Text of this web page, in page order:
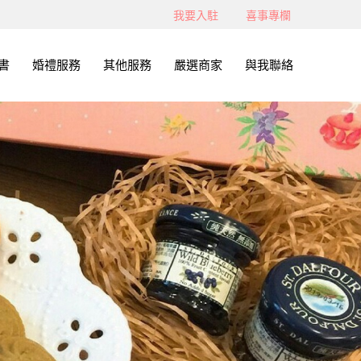
我要入駐 喜事專欄
婚禮服務 其他服務 嚴選商家 與我聯絡